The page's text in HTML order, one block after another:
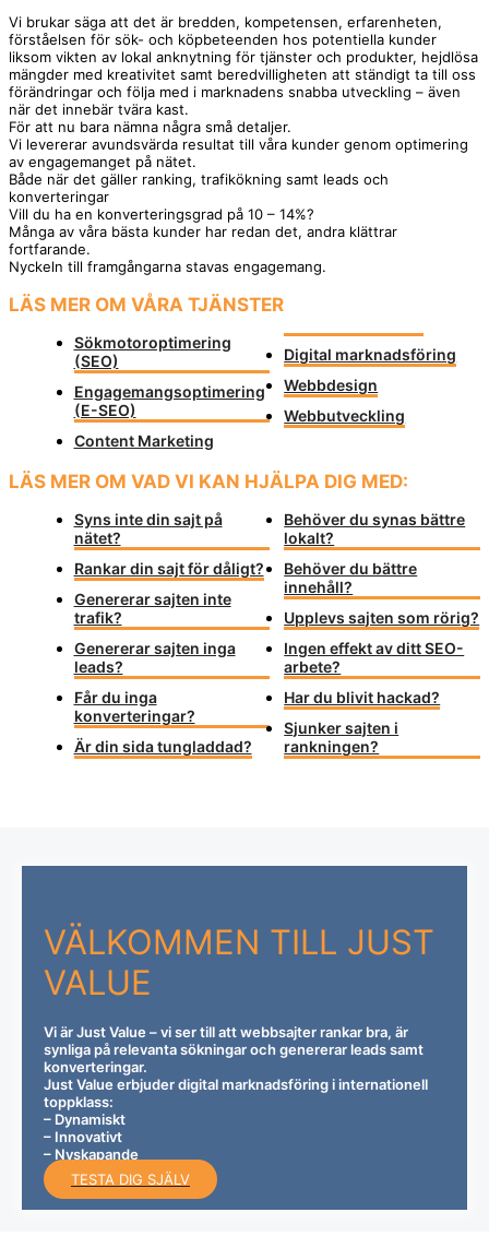
Vi brukar säga att det är bredden, kompetensen, erfarenheten,
förståelsen för sök- och köpbeteenden hos potentiella kunder
liksom vikten av lokal anknytning för tjänster och produkter, hejdlösa
mängder med kreativitet samt beredvilligheten att ständigt ta till oss
förändringar och följa med i marknadens snabba utveckling – även
när det innebär tvära kast.
För att nu bara nämna några små detaljer.
Vi levererar avundsvärda resultat till våra kunder genom optimering
av engagemanget på nätet.
Både när det gäller ranking, trafikökning samt leads och
konverteringar
Vill du ha en konverteringsgrad på 10 – 14%?
Många av våra bästa kunder har redan det, andra klättrar
fortfarande.
Nyckeln till framgångarna stavas engagemang.
LÄS MER OM VÅRA TJÄNSTER
Sökmotoroptimering
(SEO)
Engagemangsoptimering
(E-SEO)
Content Marketing
Digital marknadsföring
Webbdesign
Webbutveckling
LÄS MER OM VAD VI KAN HJÄLPA DIG MED:
Syns inte din sajt på
nätet?
Rankar din sajt för dåligt?
Genererar sajten inte
trafik?
Genererar sajten inga
leads?
Får du inga
konverteringar?
Är din sida tungladdad?
Behöver du synas bättre
lokalt?
Behöver du bättre
innehåll?
Upplevs sajten som rörig?
Ingen effekt av ditt SEO-
arbete?
Har du blivit hackad?
Sjunker sajten i
rankningen?
VÄLKOMMEN TILL JUST
VALUE
Vi är Just Value – vi ser till att webbsajter rankar bra, är
synliga på relevanta sökningar och genererar leads samt
konverteringar.
Just Value erbjuder digital marknadsföring i internationell
toppklass:
– Dynamiskt
– Innovativt
– Nyskapande
TESTA DIG SJÄLV